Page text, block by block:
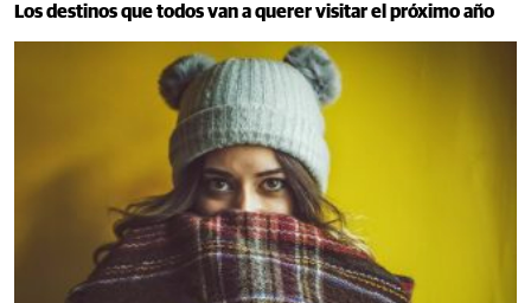
Los destinos que todos van a querer visitar el próximo año